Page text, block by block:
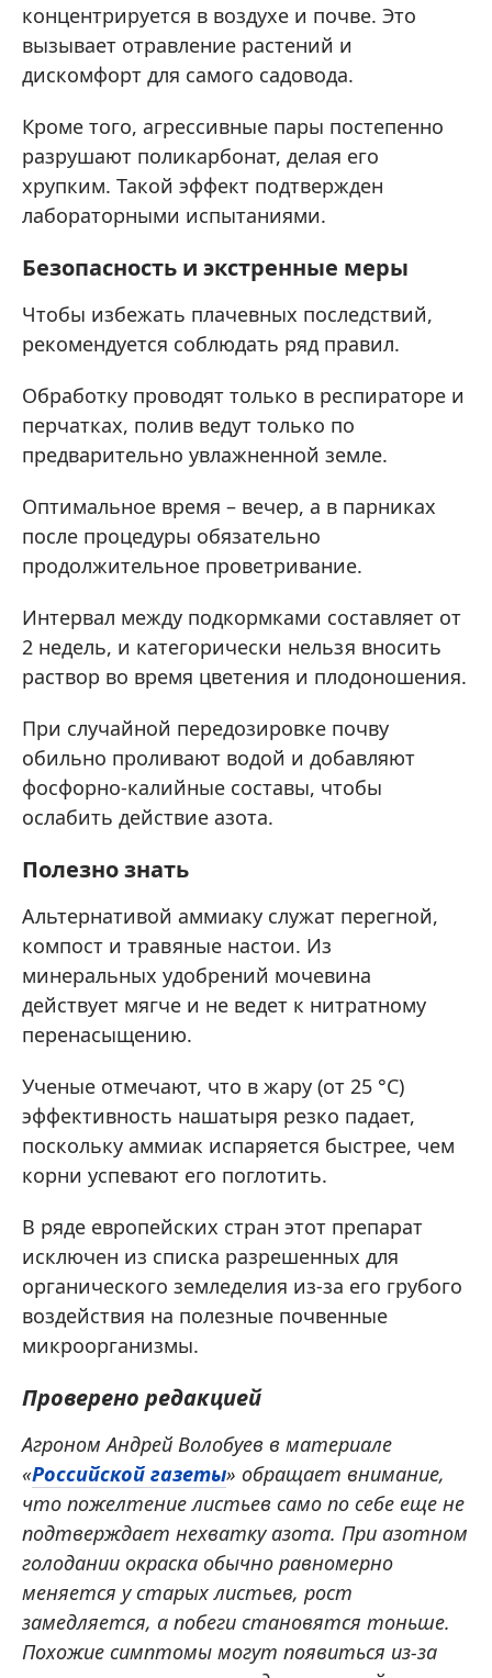
концентрируется в воздухе и почве. Это
вызывает отравление растений и
дискомфорт для самого садовода.
Кроме того, агрессивные пары постепенно
разрушают поликарбонат, делая его
хрупким. Такой эффект подтвержден
лабораторными испытаниями.
Безопасность и экстренные меры
Чтобы избежать плачевных последствий,
рекомендуется соблюдать ряд правил.
Обработку проводят только в респираторе и
перчатках, полив ведут только по
предварительно увлажненной земле.
Оптимальное время – вечер, а в парниках
после процедуры обязательно
продолжительное проветривание.
Интервал между подкормками составляет от
2 недель, и категорически нельзя вносить
раствор во время цветения и плодоношения.
При случайной передозировке почву
обильно проливают водой и добавляют
фосфорно-калийные составы, чтобы
ослабить действие азота.
Полезно знать
Альтернативой аммиаку служат перегной,
компост и травяные настои. Из
минеральных удобрений мочевина
действует мягче и не ведет к нитратному
перенасыщению.
Ученые отмечают, что в жару (от 25 °C)
эффективность нашатыря резко падает,
поскольку аммиак испаряется быстрее, чем
корни успевают его поглотить.
В ряде европейских стран этот препарат
исключен из списка разрешенных для
органического земледелия из-за его грубого
воздействия на полезные почвенные
микроорганизмы.
Проверено редакцией
Агроном Андрей Волобуев в материале
«Российской газеты» обращает внимание,
что пожелтение листьев само по себе еще не
подтверждает нехватку азота. При азотном
голодании окраска обычно равномерно
меняется у старых листьев, рост
замедляется, а побеги становятся тоньше.
Похожие симптомы могут появиться из-за